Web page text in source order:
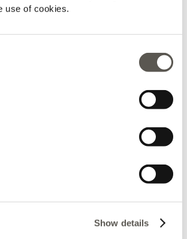
use of cookies.
Show details
gentilezza e molta cura per i dettagli ha
a acquisti veramente al top. Grazie